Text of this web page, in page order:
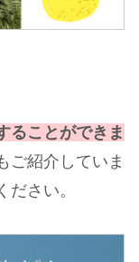
ることができま
ご紹介していま
ださい。